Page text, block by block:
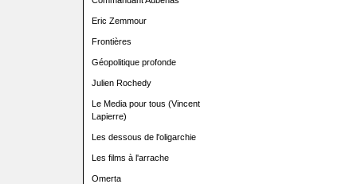
Eric Zemmour
Frontières
Géopolitique profonde
Julien Rochedy
Le Media pour tous (Vincent
Lapierre)
Les dessous de l'oligarchie
Les films à l'arrache
Omerta